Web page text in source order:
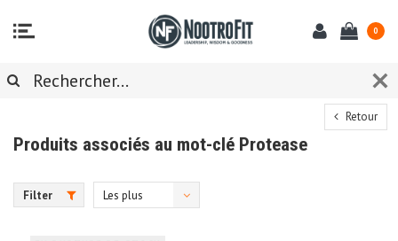
0
Retour
Produits associés au mot-clé Protease
Filter
Les plus